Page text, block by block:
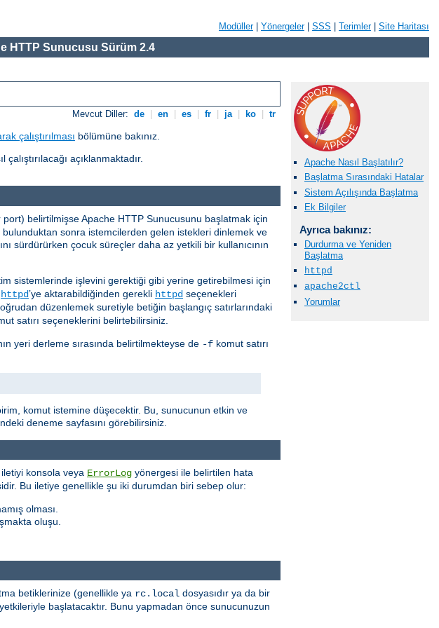
Modüller| Yönergeler| SSS Terimler| Site Haritası
HTTP Sunucusu Sürüm 2.4
Mevcut Diller: de en es fr ja ko tr
çalıştırılması bölümüne bakınız.
çalıştırılacağı açıklanmaktadır.
Apache Nasıl Başlatılır?
Başlatma Sırasındaki Hatalar
Sistem Açılışında Başlatma
Ek Bilgiler
Ayrıca bakınız:
Durdurma ve Yeniden
Başlatma
httpd
apache2ctl
Yorumlar
belirtilmişse Apache HTTP Sunucusunu başlatmak için
bulunduktan sonra istemcilerden gelen istekleri dinlemek ve
sürdürürken çocuk süreçler daha az yetkili bir kullanıcının
sistemlerinde işlevini gerektiği gibi yerine getirebilmesi için
httpd’ye aktarabildiğinden gerekli httpd seçenekleri
düzenlemek suretiyle betiğin başlangıç satırlarındaki
satırı seçeneklerini belirtebilirsiniz.
yeri derleme sırasında belirtilmekteyse de -f komut satırı
komut istemine düşecektir. Bu, sunucunun etkin ve
deneme sayfasını görebilirsiniz.
konsola veya ErrorLog yönergesi ile belirtilen hata
Bu iletiye genellikle şu iki durumdan biri sebep olur:
olması.
oluşu.
betiklerinize (genellikle ya rc.local dosyasıdır ya da bir
başlatacaktır. Bunu yapmadan önce sunucunuzun